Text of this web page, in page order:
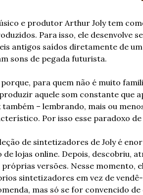
e produtor Arthur Joly tem
Para isso, ele desenvolve
antigos saídos diretamente de
sons de pegada futurista.
para quem não é muito
aquele som constante que
também – lembrando, mais ou
Por isso esse paradoxo de
de sintetizadores de Joly é
de lojas online. Depois, descobriu,
próprias versões. Nesse momento,
sintetizadores em vez de
mas só se for convencido